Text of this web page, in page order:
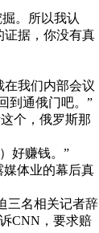
。所以我认
证据，你没有真
在我们内部会议
到通俄门吧。”
个，俄罗斯那
好赚钱。”
媒体业的幕后真
三名相关记者辞
CNN，要求赔